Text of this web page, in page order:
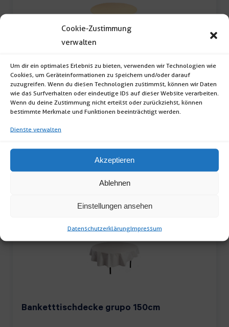
Cookie-Zustimmung
verwalten
Um dir ein optimales Erlebnis zu bieten, verwenden wir Technologien wie
Cookies, um Geräteinformationen zu speichern und/oder darauf
zuzugreifen. Wenn du diesen Technologien zustimmst, können wir Daten
wie das Surfverhalten oder eindeutige IDs auf dieser Website verarbeiten.
Wenn du deine Zustimmung nicht erteilst oder zurückziehst, können
bestimmte Merkmale und Funktionen beeinträchtigt werden.
Dienste verwalten
Akzeptieren
Ablehnen
Einstellungen ansehen
DatenschutzerklärungImpressum
Banketttisch cuatro 150cm
Banketttisch cuatro (Format: Rund;
Durchmesser:150cm; Höhe:76cm; klappbar;
Tipp: Tischdecke empfohlen) […]
Banketttisch
Banketttischdecke grupo 150cm